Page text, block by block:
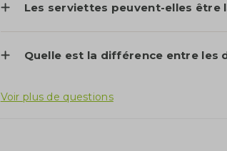
Les serviettes peuvent-elles être
Quelle est la différence entre
Voir plus de questions